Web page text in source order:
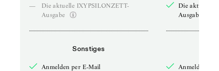
—
Die aktuelle IXYPSILONZETT-
Ausgabe
Sonstiges
Anmelden per E-Mail
Die aktuelle
Ausgabe
Anmelden